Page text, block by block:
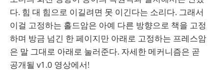
다. 힘 대 힘으로 이길려면 못 이긴다는 소리다. 그래서
이걸 고정하는 홀드암은 아예 다른 방향으로 책을 고정
하며 방금 넘긴 한 페이지만 아래로 고정하는 프레스암
은 말 그대로 아래로 눌러준다. 자세한 메커니즘은 곧
공개될 v1.0 영상에서!